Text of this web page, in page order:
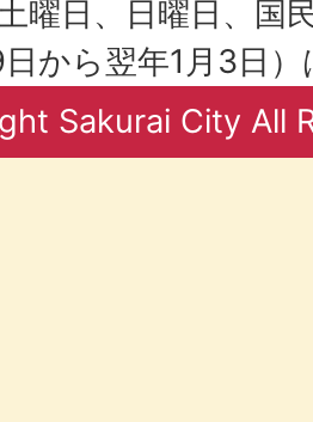
土曜日、日曜日、国
日から翌年1月3日
Sakurai City All